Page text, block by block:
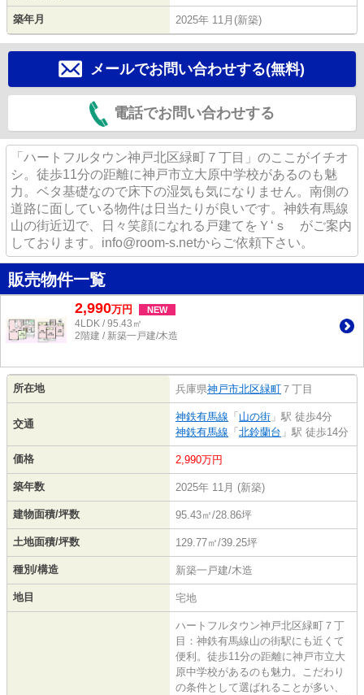
築年月 2025年 11月(新築)
メールでお問い合わせする(無料)
電話でお問い合わせする
「ハートフルタウン神戸北区緑町７丁目」のここがイチオ
シ。徒歩11分の距離に神戸市立大原中学校があるのも魅
力。ベタ基礎なので床下の湿気も気になりません。南側の
道路に面している物件は日当たりが良いです。神鉄有馬線
山の街近辺で、日々笑顔になれる戸建てをＹ‘ｓ がご案内
しております。info@room-s.netからご依頼下さい。
販売物件一覧
2,990万円 NEW
4LDK / 95.43㎡
2階建 / 新築一戸建/木造
所在地 兵庫県神戸市北区緑町 ７丁目
交通
神鉄有馬線 「 山の街 」駅 徒歩4分
神鉄有馬線 「 北鈴蘭台 」駅 徒歩14分
価格 2,990万円
築年数 2025年 11月 (新築)
建物面積/坪数 95.43㎡/28.86坪
土地面積/坪数 129.77㎡/39.25坪
種別/構造 新築一戸建/木造
地目 宅地
ハートフルタウン神戸北区緑町７丁
目：神鉄有馬線山の街駅にも近くて
便利。徒歩11分の距離に神戸市立大
原中学校があるのも魅力。こだわり
の条件として選ばれることが多い、